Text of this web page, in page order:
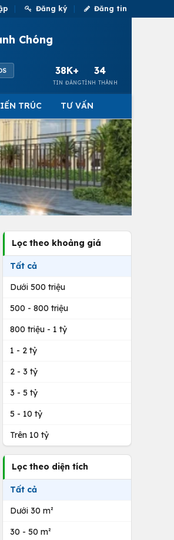
Đăng ký Đăng tin
Chóng
38K+
TIN ĐĂNG
34
TỈNH THÀNH
TRÚC TƯ VẤN
Lọc theo khoảng giá
Tất cả
Dưới 500 triệu
500 - 800 triệu
800 triệu - 1 tỷ
1 - 2 tỷ
2 - 3 tỷ
3 - 5 tỷ
5 - 10 tỷ
Trên 10 tỷ
Lọc theo diện tích
Tất cả
Dưới 30 m²
30 - 50 m²